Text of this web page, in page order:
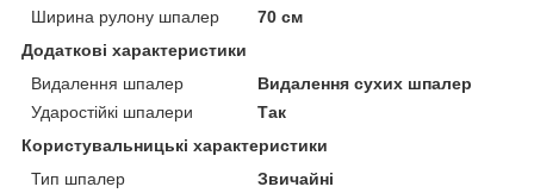
Ширина рулону шпалер
70 см
Додаткові характеристики
Видалення шпалер
Видалення сухих шпалер
Ударостійкі шпалери
Так
Користувальницькі характеристики
Тип шпалер
Звичайні